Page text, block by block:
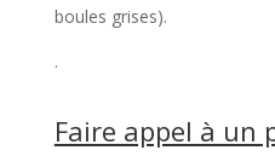
boules grises).
.
Faire appel à un